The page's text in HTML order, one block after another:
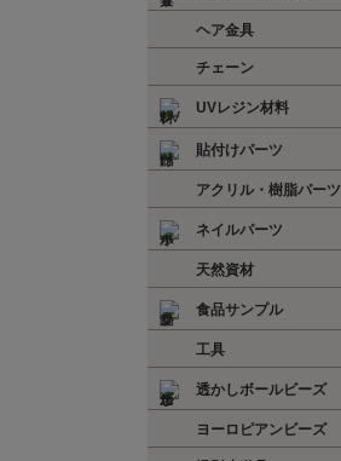
ヘア金具
チェーン
UVレジン材料
貼付けパーツ
アクリル・樹脂パーツ
ネイルパーツ
天然資材
食品サンプル
工具
透かしボールビーズ
ヨーロピアンビーズ